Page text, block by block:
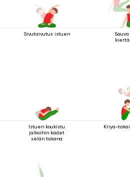
Sivutaivutus istuen
Istuen koukistu
jalkoihin kädet
selän takana
Kriya-